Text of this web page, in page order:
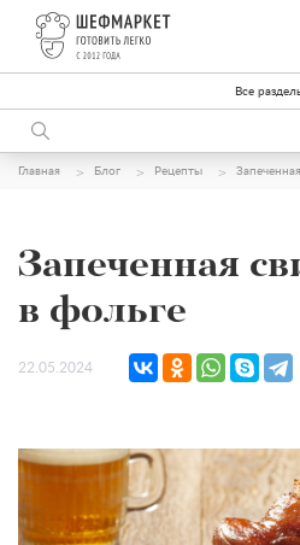
Все
Главная Блог Рецепты
Запеченная
в фольге
22.05.2024